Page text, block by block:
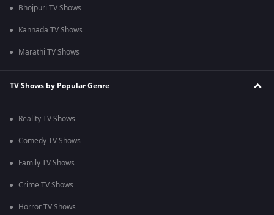
Bhojpuri TV Shows
Kannada TV Shows
Marathi TV Shows
TV Shows by Popular Genre
Reality TV Shows
Comedy TV Shows
Family TV Shows
Crime TV Shows
Horror TV Shows